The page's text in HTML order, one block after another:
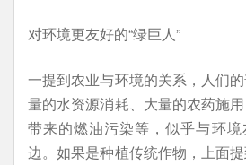
对环境更友好的“绿巨人”
一提到农业与环境的关系，人们
量的水资源消耗、大量的农药施
带来的燃油污染等，似乎与环境
边。如果是种植传统作物，上面